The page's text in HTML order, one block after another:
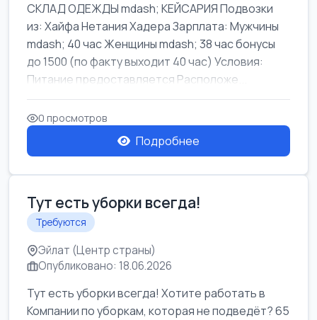
СКЛАД ОДЕЖДЫ mdash; КЕЙСАРИЯ Подвозки
из: Хайфа Нетания Хадера Зарплата: Мужчины
mdash; 40 час Женщины mdash; 38 час бонусы
до 1500 (по факту выходит 40 час) Условия:
Питание предоставляется Расположе...
0 просмотров
Подробнее
Тут есть уборки всегда!
Требуются
Эйлат (Центр страны)
Опубликовано: 18.06.2026
Тут есть уборки всегда! Хотите работать в
Компании по уборкам, которая не подведёт? 65